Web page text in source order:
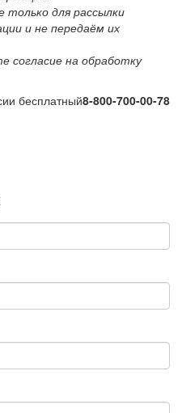
для рассылки
и не передаём их
согласие на обработку
бесплатный8-800-700-00-78